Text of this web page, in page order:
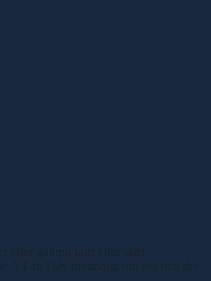
galopp kort efter start.
A Fair Day invändigt om oss och det